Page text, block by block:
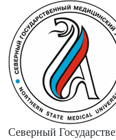
Северный